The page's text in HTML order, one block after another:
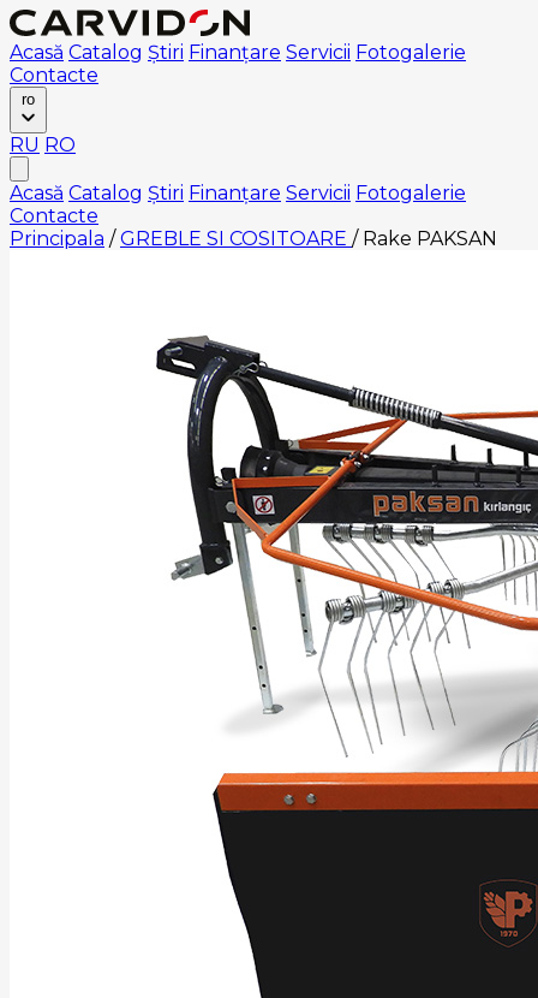
Acasă Catalog Știri Finanțare Servicii Fotogalerie
Contacte
ro
RU RO
Acasă Catalog Știri Finanțare Servicii Fotogalerie
Contacte
Principala / GREBLE SI COSITOARE / Rake PAKSAN